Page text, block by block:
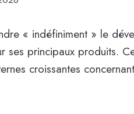
« indéfiniment » le
ses principaux produits.
croissantes